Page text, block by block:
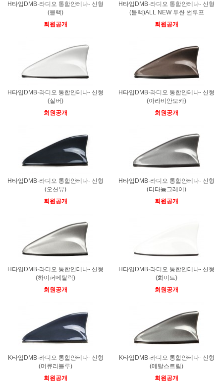
H타입DMB·라디오 통합안테나- 신형
(블랙)
회원공개
H타입DMB·라디오 통합안테나- 신형
(블랙)ALL NEW 투싼 썬루프
회원공개
H타입DMB·라디오 통합안테나- 신형
(실버)
회원공개
H타입DMB·라디오 통합안테나- 신형
(아라비안모카)
회원공개
H타입DMB·라디오 통합안테나- 신형
(오션뷰)
회원공개
H타입DMB·라디오 통합안테나- 신형
(티타늄그레이)
회원공개
H타입DMB·라디오 통합안테나- 신형
(하이퍼메탈릭)
회원공개
H타입DMB·라디오 통합안테나- 신형
(화이트)
회원공개
K타입DMB·라디오 통합안테나- 신형
(머큐리블루)
회원공개
K타입DMB·라디오 통합안테나- 신형
(메탈스트림)
회원공개